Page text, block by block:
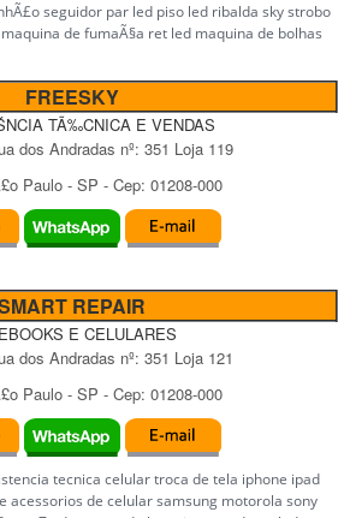
seguidor par led piso led ribalda sky strobo
de fumaÃ§a ret led maquina de bolhas
FREESKY
TÃ‰CNICA E VENDAS
dos Andradas nº: 351 Loja 119
Paulo- SP - Cep: 01208-000
REPAIR
E CELULARES
dos Andradas nº: 351 Loja 121
Paulo- SP - Cep: 01208-000
tecnica celular troca de tela iphone ipad
acessorios de celular samsung motorola sony